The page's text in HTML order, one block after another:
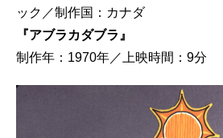
ック／制作国：カナダ
『アブラカダブラ』
制作年：1970年／上映時間：9分